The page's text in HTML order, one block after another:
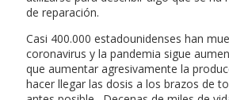
de reparación.
Casi 400.000 estadounidenses han
coronavirus y la pandemia sigue
que aumentar agresivamente la
hacer llegar las dosis a los brazos de